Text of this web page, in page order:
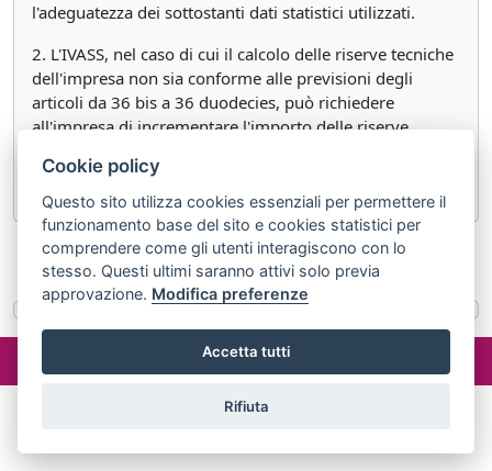
l'adeguatezza dei sottostanti dati statistici utilizzati.
2. L'IVASS, nel caso di cui il calcolo delle riserve tecniche
dell'impresa non sia conforme alle previsioni degli
articoli da 36 bis a 36 duodecies, può richiedere
all'impresa di incrementare l'importo delle riserve
quanto previsto da tali articoli.
«Articolo 36 duodecies Articolo 37
redazione@misterlex.it
02029690472
Cookie policy
Questo sito utilizza cookies essenziali per permettere il
funzionamento base del sito e cookies statistici per
comprendere come gli utenti interagiscono con lo
stesso. Questi ultimi saranno attivi solo previa
approvazione. Modifica preferenze
Accetta tutti
Rifiuta